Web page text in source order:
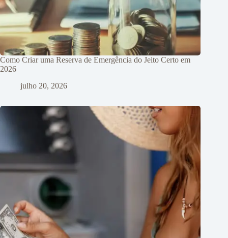
Como Criar uma Reserva de Emergência do Jeito Certo em
2026
julho 20, 2026